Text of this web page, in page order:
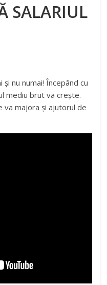
SALARIUL
nu numai! Începând cu
mediu brut va crește.
va majora și ajutorul de